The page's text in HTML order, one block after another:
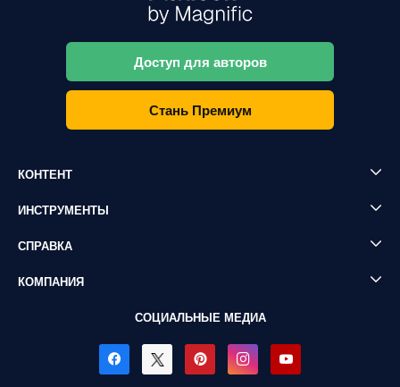
Доступ для авторов
Стань Премиум
КОНТЕНТ
ИНСТРУМЕНТЫ
СПРАВКА
КОМПАНИЯ
СОЦИАЛЬНЫЕ МЕДИА